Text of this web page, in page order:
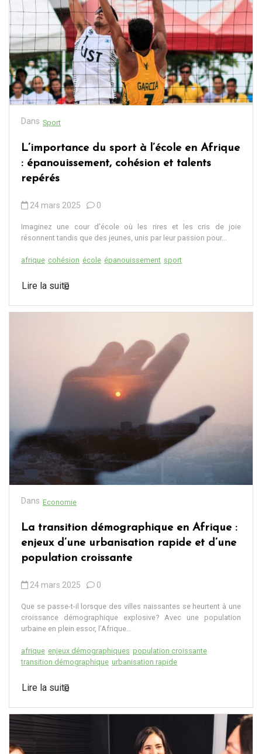
Dans Sport
L’importance du sport à l’école en Afrique
: épanouissement, cohésion et talents
repérés
24 mars 2025 0
Imaginez une cour d’école où les rires et les cris de joie
résonnent tandis que des jeunes, unis par leur passion pour...
afrique cohésion école épanouissement sport
Lire la suite
Dans Economie
La transition démographique en Afrique :
enjeux d’une urbanisation rapide et d’une
population croissante
24 mars 2025 0
Que se passe-t-il lorsque des villes naissantes se heurtent à une
croissance démographique explosive? Avec une population
urbaine en plein essor, l’Afrique...
afrique enjeux démographiques population croissante
transition démographique urbanisation rapide
Lire la suite